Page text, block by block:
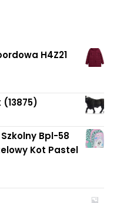
H4Z21
Bpl-58
Kot Pastel